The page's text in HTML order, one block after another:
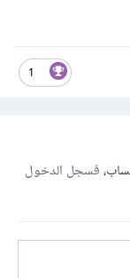
1
فسجل الدخول